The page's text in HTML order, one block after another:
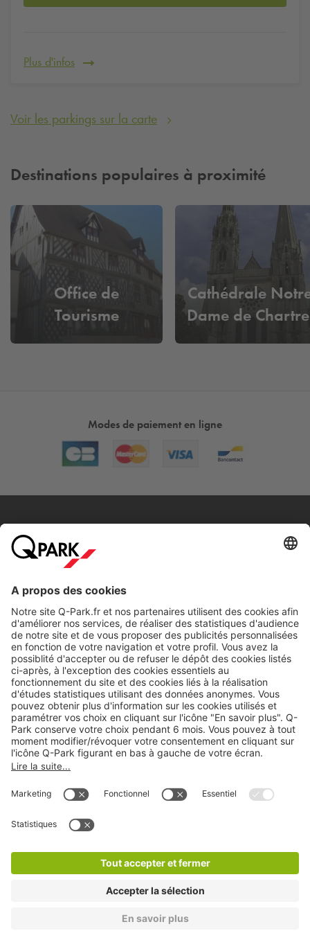
Plus d'infos
Voir les parkings sur la carte
Destinations populaires à proximité
Office de
Tourisme
Cathédrale
Dame de
Modes de paiement en ligne
A propos
Nos services
Cookies
Copyright
CGU
Déclaration de confidentialité
* Réduction appliquée par rapport aux tarifs d'un
stationnement sur place